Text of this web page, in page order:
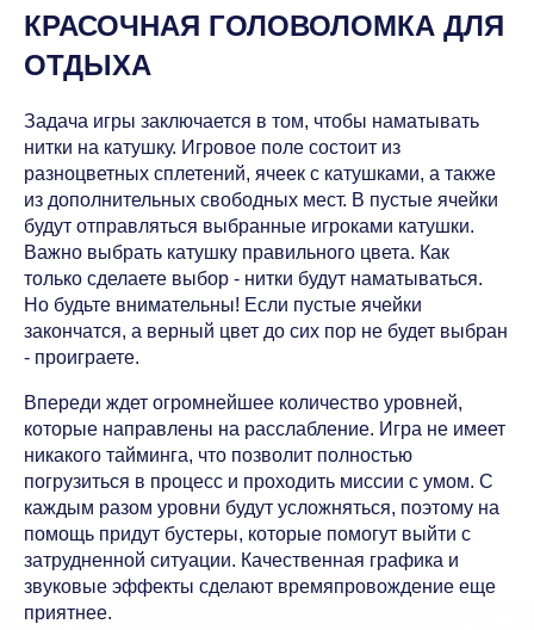
КРАСОЧНАЯ ГОЛОВОЛОМКА ДЛЯ
ОТДЫХА
Задача игры заключается в том, чтобы наматывать
нитки на катушку. Игровое поле состоит из
разноцветных сплетений, ячеек с катушками, а также
из дополнительных свободных мест. В пустые ячейки
будут отправляться выбранные игроками катушки.
Важно выбрать катушку правильного цвета. Как
только сделаете выбор - нитки будут наматываться.
Но будьте внимательны! Если пустые ячейки
закончатся, а верный цвет до сих пор не будет выбран
- проиграете.
Впереди ждет огромнейшее количество уровней,
которые направлены на расслабление. Игра не имеет
никакого тайминга, что позволит полностью
погрузиться в процесс и проходить миссии с умом. С
каждым разом уровни будут усложняться, поэтому на
помощь придут бустеры, которые помогут выйти с
затрудненной ситуации. Качественная графика и
звуковые эффекты сделают времяпровождение еще
приятнее.